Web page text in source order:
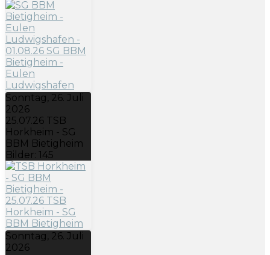
Sonntag, 26. Juli
2026
25.07.26 TSB
Horkheim - SG
BBM Bietigheim
Bilder: 145
Sonntag, 26. Juli
2026